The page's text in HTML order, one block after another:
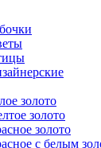
золото
золото
золото
с белым